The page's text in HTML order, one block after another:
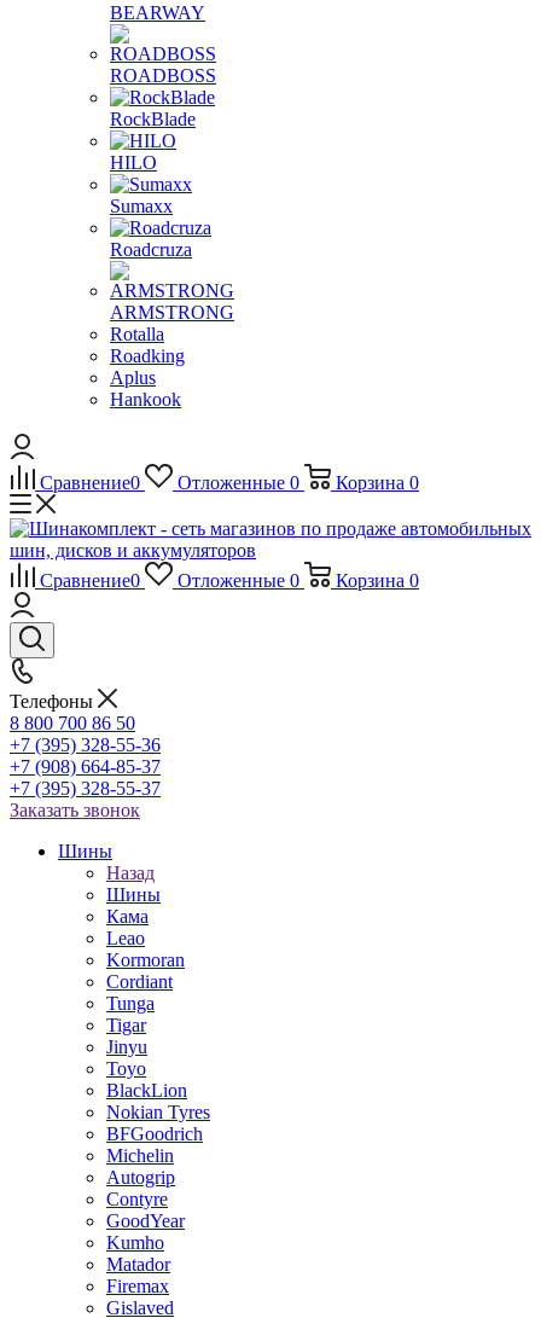
BEARWAY
ROADBOSS
RockBlade
HILO
Sumaxx
Roadcruza
ARMSTRONG
Rotalla
Roadking
Aplus
Hankook
Сравнение0 Отложенные 0 Корзина 0
Сравнение0 Отложенные 0 Корзина 0
Телефоны
8 800 700 86 50
+7 (395) 328-55-36
+7 (908) 664-85-37
+7 (395) 328-55-37
Заказать звонок
Шины
Назад
Шины
Кама
Leao
Kormoran
Cordiant
Tunga
Tigar
Jinyu
Toyo
BlackLion
Nokian Tyres
BFGoodrich
Michelin
Autogrip
Contyre
GoodYear
Kumho
Matador
Firemax
Gislaved